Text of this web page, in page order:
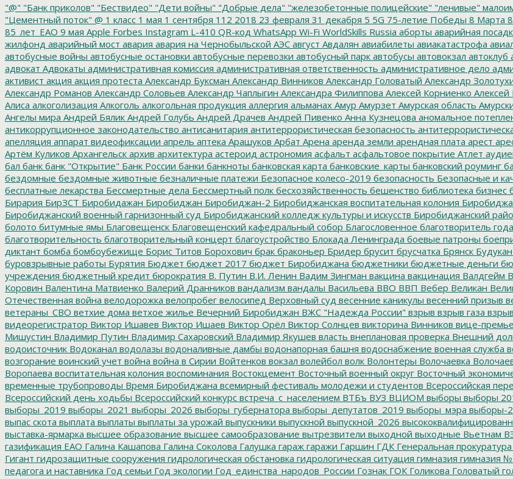
"@" "Банк приколов" "Бествидео" "Дети войны" "Добрые дела" "железобетонные полицейские" "ленивые"
"Цементный поток" @ 1 класс 1 мая 1 сентября 112 2018 23 февраля 31 декабря 5 5G 75-летие Победы 8 Марта
85_лет_ЕАО 9 мая Apple Forbes Instagram L-410 QR-код WhatsApp Wi-Fi WorldSkills Russia аборты аварийная
жилфонд аварийный мост авария авария на Чернобыльской АЭС август Авдалян авиабилеты авиакатастрофа
автобусные войны автобусные остановки автобусные перевозки автобусный парк автобусы автовокзал автоклуб
адвокат Адвокаты административная комиссия административная ответственность административное дело
активист акция акция протеста Александр Буксман Александр Винников Александр Головатый Александр
Александр Романов Александр Соловьев Александр Чаплыгин Александра Филиппова Алексей Корниенко
Алиса алкоголизация Алкоголь алкогольная продукция аллергия альманах Амур Амурзет Амурская область
Ангелы мира Андрей Бялик Андрей Голубь Андрей Драчев Андрей Пивенко Анна Кузнецова аномальное
антикоррупционное законодательство антисанитария антитеррористическая безопасность
апелляция аппарат видеофиксации апрель аптека Арашуков Арбат Арена аренда земли арендная плата арест
Артём Куликов Архангельск архив архитектура астероид астрономия асфальт асфальтовое покрытие Атлет
бал банк банк "Открытие" Банк России банки банкноты банковская карта банковские_карты банковский роуминг
бездомные бездомные животные безналичные платежи Безопасное колесо-2019 безопасность Безопасные и
бесплатные лекарства Бессмертные дела Бессмертный полк бесхозяйственность бешенство библиотека бизнес
Бирария БирЗСТ Биробидажан Биробиджан Биробиджан-2 Биробиджанская воспитательная колония
Биробиджанский военный гарнизонный суд Биробиджанский колледж культуры и искусств Биробиджанский
болото битумные ямы Благовещенск Благовещенский кафедральный собор Благословенное благотворитель года
благотворительность благотворительный концерт благоустройство Блокада Ленинграда боевые патроны
диктант бомба бомбоубежище Борис Титов Борохович брак браконьер Бридер брусит брусчатка Брянск Будукан
буровзрывные работы Бурятия Бюджет бюджет 2017 бюджет Биробиджана бюджетники бюджетные деньги
учреждения бюджетный кредит бюрократия В. Путин В.И. Ленин Вадим Зингман вакцина вакцинация Валдгейм
Коровин Валентина Матвиенко Валерий Дранников вандализм вандалы Васильева ВВО ВВП Вебер Великан
Отечественная война велодорожка велопробег велосипед Верховный суд весенние каникулы весенний призыв
ветераны_СВО ветхие дома ветхое жилье Вечерний Биробиджан ВЖС "Надежда России" взрыв взрыв газа
видеорегистратор Виктор Ишавев Виктор Ишаев Виктор Орёл Виктор Солнцев викторина Винников вице-
Мишустин Владимир Путин Владимир Сахаровский Владимир Якушев власть внеплановая проверка Внешний
водоисточник Водоканал водолазы водоналивные дамбы водонапорная башня водоснабжение военная служба
возгорание воинский учет война война в Сирии Войтенков вокзал волейбол волк Волонтеры Волочаевка
Воропаева воспитательная колония воспоминания Востокцемент Восточный военный округ Восточный
временные трубопроводы Время Биробиджана всемирный фестиваль молодежи и студентов Всероссийская
Всероссийский день ходьбы Всероссийский конкурс встреча_с_населением ВТБъ ВУЗ ВЦИОМ выборы выборы
выборы_2019 выборы_2021 выборы_2026 выборы_губернатора выборы_депутатов_2019 выборы_мэра выборы-
выпас скота выплата выплаты выплаты за урожай выпускники выпускной выпускной_2026
выставка-ярмарка высшее образование высшее самообразование вытрезвители выходной выходные Вьетнам
газификация ЕАО Галина Кашапова Галина Соколова Галушка гараж гаражи Гаршин ГДК Генеральная прокуратура
Гигант гидрозащитные сооружения гидрологическая обстановка гидрологическая ситуация гимназия гимназия №
педагога и наставника Год семьи Год экологии Год_единства_народов_России Гознак ГОК Голикова Головатый